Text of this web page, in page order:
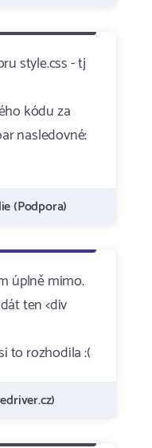
style.css - tj
kódu za
nasledovné:
(Podpora)
úplně mimo.
ten <div
to rozhodila :(